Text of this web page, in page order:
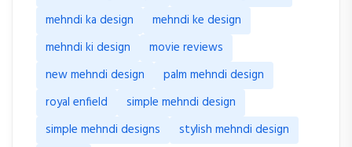
mehndi ka design
mehndi ke design
mehndi ki design
movie reviews
new mehndi design
palm mehndi design
royal enfield
simple mehndi design
simple mehndi designs
stylish mehndi design